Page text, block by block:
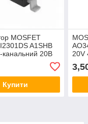
MOSFET
A1SHB
канальний 20В
Купити
20V